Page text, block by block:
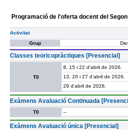
Programació de l'oferta docent del
Activitat
Grup
Classes teoricopràctiques [Presencial]
T0
8, 15 i 22 d’abril de 2026.
13, 20 i 27 d’abril de 2026.
29 d’abril de 2026.
Exàmens Avaluació Continuada
T0 --
Exàmens Avaluació única [Presencial]